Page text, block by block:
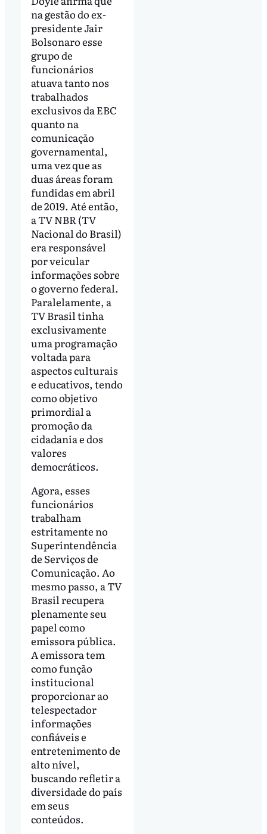
na gestão do ex-
presidente Jair
Bolsonaro esse
grupo de
funcionários
atuava tanto nos
trabalhados
exclusivos da EBC
quanto na
comunicação
governamental,
uma vez que as
duas áreas foram
fundidas em abril
de 2019. Até então,
a TV NBR (TV
Nacional do Brasil)
era responsável
por veicular
informações sobre
o governo federal.
Paralelamente, a
TV Brasil tinha
exclusivamente
uma programação
voltada para
aspectos culturais
e educativos, tendo
como objetivo
primordial a
promoção da
cidadania e dos
valores
democráticos.
Agora, esses
funcionários
trabalham
estritamente no
Superintendência
de Serviços de
Comunicação. Ao
mesmo passo, a TV
Brasil recupera
plenamente seu
papel como
emissora pública.
A emissora tem
como função
institucional
proporcionar ao
telespectador
informações
confiáveis e
entretenimento de
alto nível,
buscando refletir a
diversidade do país
em seus
conteúdos.